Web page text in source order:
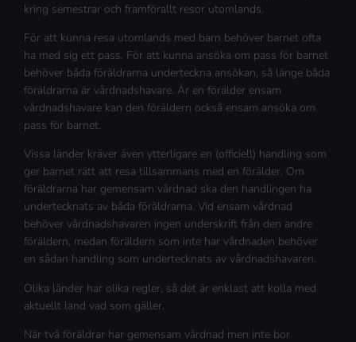
kring semestrar och framförallt resor utomlands.
För att kunna resa utomlands med barn behöver barnet ofta
ha med sig ett pass. För att kunna ansöka om pass för barnet
behöver båda föräldrarna underteckna ansökan, så länge båda
föräldrarna är vårdnadshavare. Är en förälder ensam
vårdnadshavare kan den föräldern också ensam ansöka om
pass för barnet.
Vissa länder kräver även ytterligare en (officiell) handling som
ger barnet rätt att resa tillsammans med en förälder. Om
föräldrarna har gemensam vårdnad ska den handlingen ha
undertecknats av båda föräldrarna. Vid ensam vårdnad
behöver vårdnadshavaren ingen underskrift från den andre
föräldern, medan föräldern som inte har vårdnaden behöver
en sådan handling som undertecknats av vårdnadshavaren.
Olika länder har olika regler, så det är enklast att kolla med
aktuellt land vad som gäller.
När två föräldrar har gemensam vårdnad men inte bor